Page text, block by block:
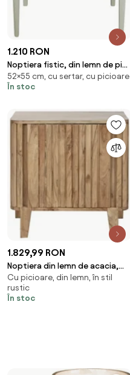
1.210 RON
Noptiera fistic, din lemn de pin,
L55 cm, Pine
52×55 cm, cu sertar, cu picioare
În stoc
1.829,99 RON
Noptiera din lemn de acacia,
Arven
Cu picioare, din lemn, în stil
rustic
În stoc